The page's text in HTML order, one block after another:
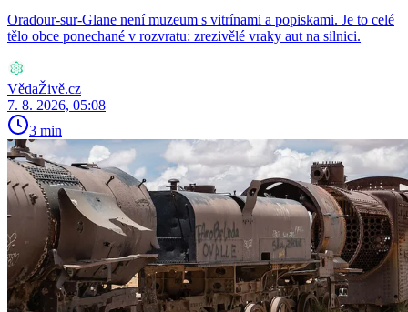
Oradour-sur-Glane není muzeum s vitrínami a popiskami. Je to celé
tělo obce ponechané v rozvratu: zrezivělé vraky aut na silnici.
VědaŽivě.cz
7. 8. 2026, 05:08
3 min